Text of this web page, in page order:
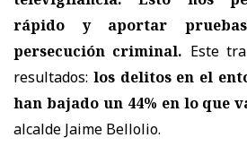
rápido y aportar
persecución criminal. Este
resultados: los delitos en el
han bajado un 44% en lo que
alcalde Jaime Bellolio.